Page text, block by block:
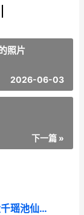
照片
2026-06-03
下一篇 »
《寻道大千》瑶池仙踪如何玩 寻道大千瑶池仙踪力竭了怎么恢复